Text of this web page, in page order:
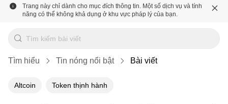
Trang này chỉ dành cho mục đích thông tin. Một số dịch vụ và tính
năng có thể không khả dụng ở khu vực pháp lý của bạn.
Tìm hiểu Tin nóng nổi bật Bài viết
Altcoin Token thịnh hành